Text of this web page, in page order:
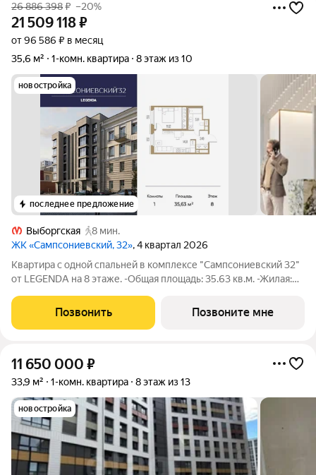
26 886 398₽ –20%
21 509 118₽
от 96 586 ₽ в месяц
35,6 м²
1-комн. квартира 8 этаж из 10
новостройка
последнее предложение
Выборгская
8 мин.
ЖК «Сампсониевский, 32», 4 квартал 2026
Квартира с одной спальней в комплексе "Сампсониевский 32"
от LEGENDA на 8 этаже. -Общая площадь: 35.63 кв.м. -Жилая:
-Высота потолков 2.7 м. Все окна выходят на одну сторону. В
квартире один
Позвонить Позвоните мне
11 650 000 ₽
33,9 м² 1-комн. квартира 8 этаж из 13
новостройка